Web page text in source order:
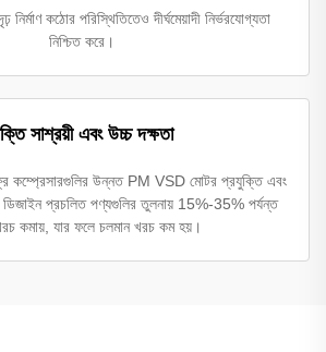
নির্মাণ কঠোর পরিস্থিতিতেও দীর্ঘমেয়াদী নির্ভরযোগ্যতা
নিশ্চিত করে।
সাশ্রয়ী এবং উচ্চ দক্ষতা
কম্প্রেসারগুলির উন্নত PM VSD মোটর প্রযুক্তি এবং
প্রচলিত পণ্যগুলির তুলনায় 15%-35% পর্যন্ত
কমায়, যার ফলে চলমান খরচ কম হয়।